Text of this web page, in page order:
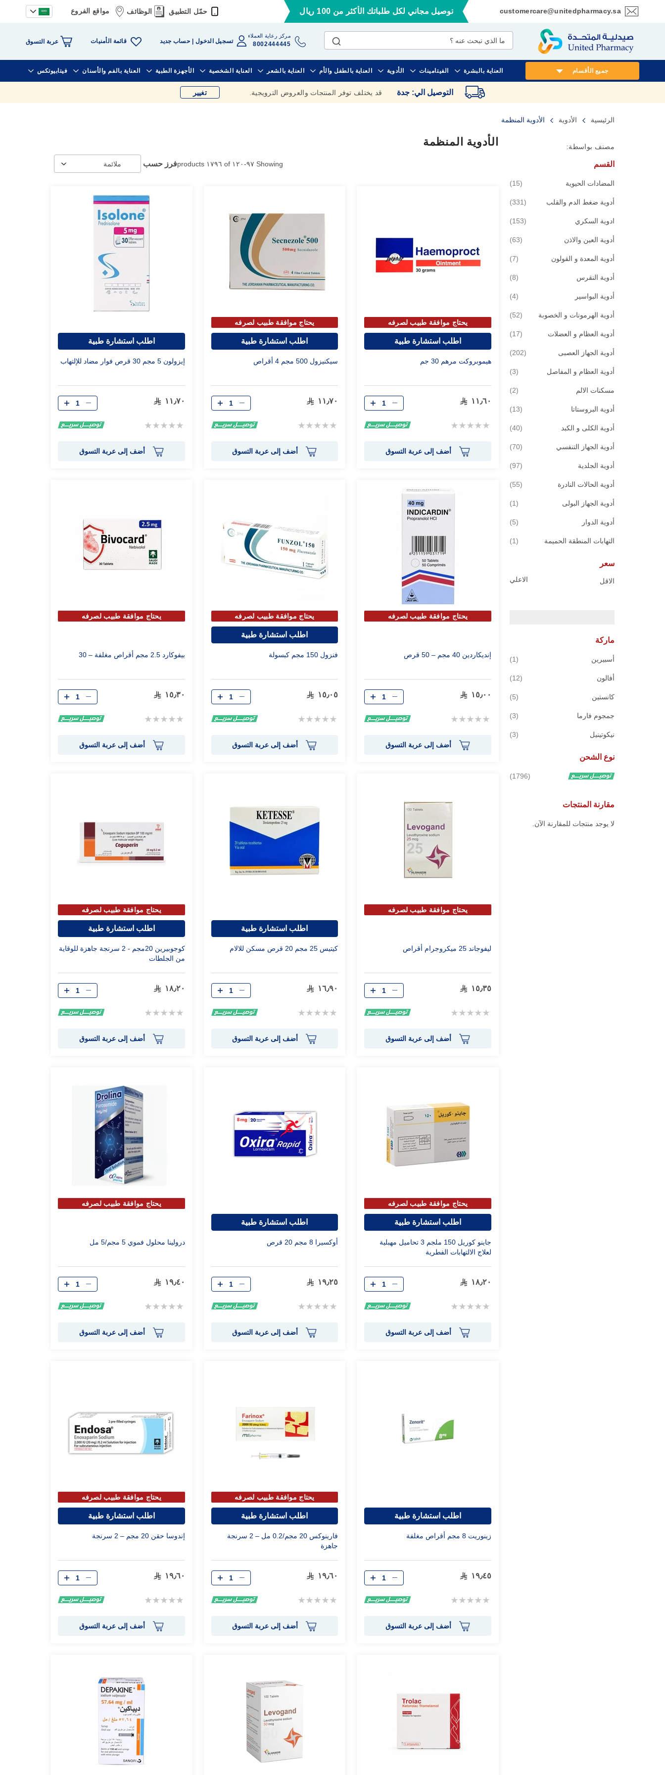
customercare@unitedpharmacy.sa
تخطي
المحتوى
توصيل مجاني لكل طلباتك الأكثر من 100 ريال حمّل التطبيق الوظائف مواقع الفروع
مركز رعاية العملاء
8002444445 تسجيل الدخول حساب جديد قائمة الأمنيات عربة التسوق
العناية بالبشرة الفيتامينات الأدوية العناية بالطفل والأم العناية بالشعر العناية الشخصية الأجهزة الطبية العناية بالفم والأسنان فيتابيوتكس جميع الأقسام
التوصيل الي: جدة قد يختلف توفر المنتجات والعروض الترويجية. تغيير
الرئيسية الأدوية الأدوية المنظمة
الأدوية المنظمة
Showing ٩٧-١٢٠ ١٧٩٦ فرز حسب
يحتاج موافقة طبيب لصرفه
اطلب استشارة طبية
هيموبروكت مرهم 30 جم
١١٫٦٠
Rating:
الكمية
أضف إلى عربة التسوق
يحتاج موافقة طبيب لصرفه
اطلب استشارة طبية
سيكنيزول 500 مجم 4 أقراص
١١٫٧٠
Rating:
الكمية
أضف إلى عربة التسوق
اطلب استشارة طبية
إيزولون 5 مجم 30 قرص فوار مضاد للإلتهاب
١١٫٧٠
Rating:
الكمية
أضف إلى عربة التسوق
يحتاج موافقة طبيب لصرفه
إنديكاردين 40 مجم – 50 قرص
١٥٫٠٠
Rating:
الكمية
أضف إلى عربة التسوق
يحتاج موافقة طبيب لصرفه
اطلب استشارة طبية
فنزول 150 مجم كبسولة
١٥٫٠٥
Rating:
الكمية
أضف إلى عربة التسوق
يحتاج موافقة طبيب لصرفه
بيفوكارد 2.5 مجم أقراص مغلفة – 30
١٥٫٣٠
Rating:
الكمية
أضف إلى عربة التسوق
يحتاج موافقة طبيب لصرفه
ليفوجاند 25 ميكروجرام أقراص
١٥٫٣٥
Rating:
الكمية
أضف إلى عربة التسوق
اطلب استشارة طبية
كيتيس 25 مجم 20 قرص مسكن للالام
١٦٫٩٠
Rating:
الكمية
أضف إلى عربة التسوق
يحتاج موافقة طبيب لصرفه
اطلب استشارة طبية
كوجوبيرين 20مجم - 2 سرنجة جاهزة للوقاية
من الجلطات
١٨٫٢٠
Rating:
الكمية
أضف إلى عربة التسوق
يحتاج موافقة طبيب لصرفه
اطلب استشارة طبية
جاينو كوريل 150 ملجم 3 تحاميل مهبلية
لعلاج الالتهابات الفطرية
١٨٫٢٠
Rating:
الكمية
أضف إلى عربة التسوق
اطلب استشارة طبية
أوكسيرا 8 مجم 20 قرص
١٩٫٢٥
Rating:
الكمية
أضف إلى عربة التسوق
يحتاج موافقة طبيب لصرفه
درولينا محلول فموي 5 مجم/5 مل
١٩٫٤٠
Rating:
الكمية
أضف إلى عربة التسوق
اطلب استشارة طبية
زينوريت 8 مجم أقراص مغلفة
١٩٫٤٥
Rating:
الكمية
أضف إلى عربة التسوق
يحتاج موافقة طبيب لصرفه
اطلب استشارة طبية
فارينوكس 20 مجم/0.2 مل – 2 سرنجة
جاهزة
١٩٫٦٠
Rating:
الكمية
أضف إلى عربة التسوق
يحتاج موافقة طبيب لصرفه
اطلب استشارة طبية
إندوسا حقن 20 مجم – 2 سرنجة
١٩٫٦٠
Rating:
الكمية
أضف إلى عربة التسوق
مصنف بواسطة:
القسم
المضادات الحيوية 15قطع
أدوية ضغط الدم والقلب 331قطع
ادوية السكري 153قطع
أدوية العين والاذن 63قطع
أدوية المعدة و القولون 7قطع
أدوية النقرس 8قطع
أدوية البواسير 4قطع
أدوية الهرمونات و الخصوبة 52قطع
أدوية العظام و العضلات 17قطع
أدوية الجهاز العصبى 202قطع
أدوية العظام و المفاصل 3قطع
مسكنات الالم 2قطع
أدوية البروستاتا 13قطع
أدوية الكلى و الكبد 40قطع
أدوية الجهاز التنفسي 70قطع
أدوية الجلدية 97قطع
أدوية الحالات النادرة 55قطع
أدوية الجهاز البولى 1قطعة
أدوية الدوار 5قطع
التهابات المنطقة الحميمة 1قطعة
سعر
الاقل الاعلي
ماركة
أسبيرين 1قطعة
أفالون 12قطع
كانستين 5قطع
جمجوم فارما 3قطع
نيكوتينيل 3قطع
نوع الشحن
1796قطع
مقارنة المنتجات
لا يوجد منتجات للمقارنة الآن.